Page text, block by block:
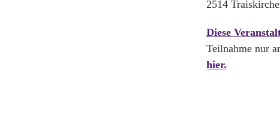
2514
Diese
Teilnahme nur
hier.